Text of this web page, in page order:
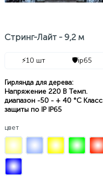
Стринг-Лайт - 9,2 м
⚡10 шт 🛡️ip65
Гирлянда для дерева:
Напряжение 220 В Темп.
диапазон -50 - + 40 °С Класс
защиты по IP IP65
цвет